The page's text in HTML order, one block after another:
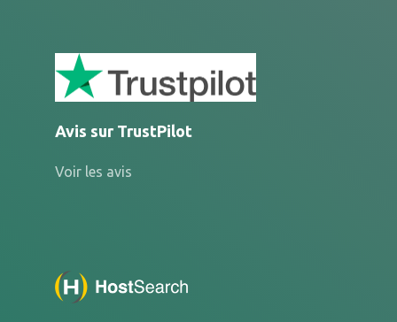
Avis sur TrustPilot
Voir les avis